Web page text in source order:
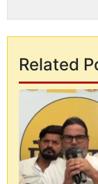
Related